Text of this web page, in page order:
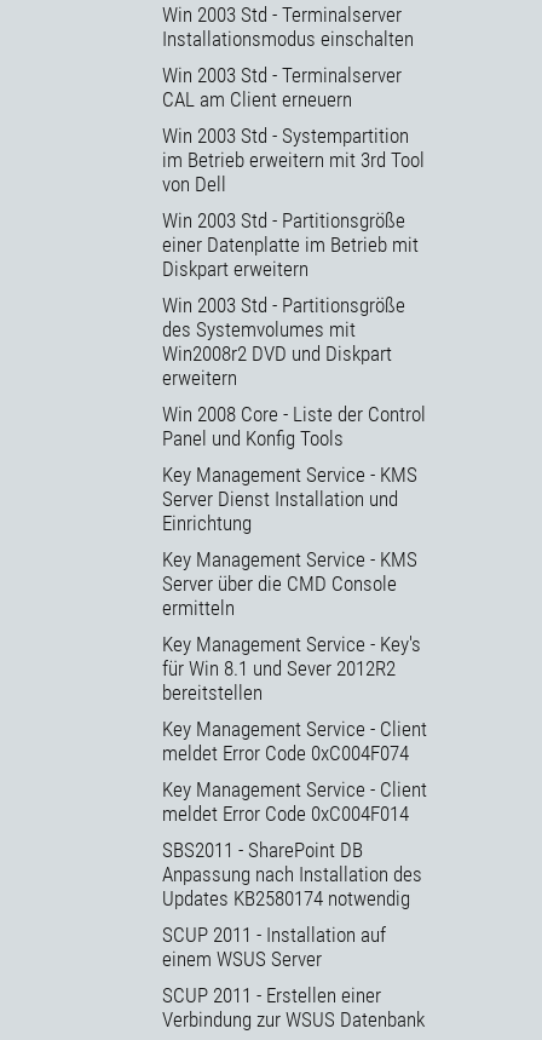
Win 2003 Std - Terminalserver
Installationsmodus einschalten
Win 2003 Std - Terminalserver
CAL am Client erneuern
Win 2003 Std - Systempartition
im Betrieb erweitern mit 3rd Tool
von Dell
Win 2003 Std - Partitionsgröße
einer Datenplatte im Betrieb mit
Diskpart erweitern
Win 2003 Std - Partitionsgröße
des Systemvolumes mit
Win2008r2 DVD und Diskpart
erweitern
Win 2008 Core - Liste der Control
Panel und Konfig Tools
Key Management Service - KMS
Server Dienst Installation und
Einrichtung
Key Management Service - KMS
Server über die CMD Console
ermitteln
Key Management Service - Key's
für Win 8.1 und Sever 2012R2
bereitstellen
Key Management Service - Client
meldet Error Code 0xC004F074
Key Management Service - Client
meldet Error Code 0xC004F014
SBS2011 - SharePoint DB
Anpassung nach Installation des
Updates KB2580174 notwendig
SCUP 2011 - Installation auf
einem WSUS Server
SCUP 2011 - Erstellen einer
Verbindung zur WSUS Datenbank